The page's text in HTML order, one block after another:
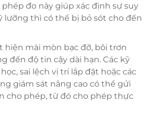
đo này giúp xác định sự suy
thì có thể bị bỏ sót cho đến
mài mòn bạc đỡ, bôi trơn
đến độ tin cậy dài hạn. Các kỹ
sai lệch vị trí lắp đặt hoặc các
giám sát nâng cao có thể gửi
cho phép, từ đó cho phép thực